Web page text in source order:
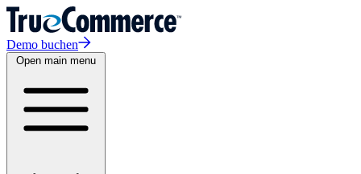
Demo buchen
Open main menu